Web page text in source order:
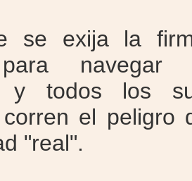
se exija la
navegar
y todos los
el peligro
"real".